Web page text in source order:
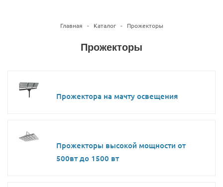
Главная - Каталог - Прожекторы
Прожекторы
Прожектора на мачту освещения
Прожекторы высокой мощности от
500вт до 1500 вт